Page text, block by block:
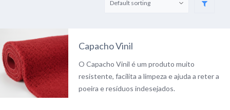
Capacho Vinil
O Capacho Vinil é um produto muito
resistente, facilita a limpeza e ajuda a reter a
poeira e resíduos indesejados.